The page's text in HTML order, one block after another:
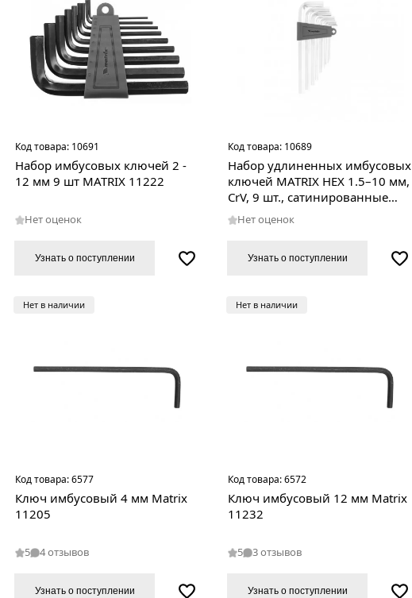
Код товара: 10691
Набор имбусовых ключей 2 -
12 мм 9 шт MATRIX 11222
Нет оценок
Узнать о поступлении
Код товара: 10689
Набор удлиненных имбусовых
ключей MATRIX HEX 1.5–10 мм,
CrV, 9 шт., сатинированные
12304
Нет оценок
Узнать о поступлении
Нет в наличии
Код товара:6577
Ключ имбусовый 4 мм Matriх
11205
5 4 отзывов
Узнать о поступлении
Нет в наличии
Код товара:6572
Ключ имбусовый 12 мм Matriх
11232
5 3 отзывов
Узнать о поступлении